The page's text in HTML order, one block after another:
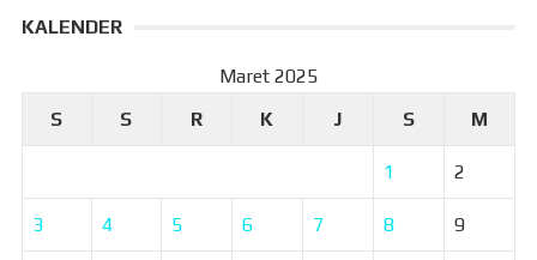
KALENDER
Maret 2025
S
S R K J S M
1 2
3 4 5 6 7 8 9